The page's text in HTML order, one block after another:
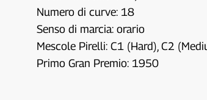
Numero di curve: 18
Senso di marcia: orario
Mescole Pirelli: C1 (Hard), C2
Primo Gran Premio: 1950